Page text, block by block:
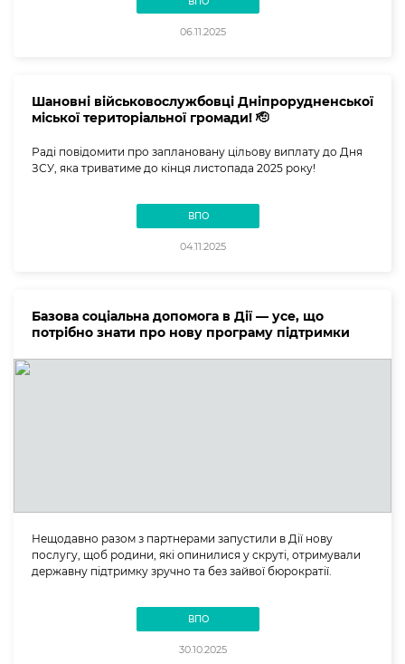
06.11.2025
Шановні військовослужбовці Дніпрорудненської
міської територіальної громади! 🫡
Раді повідомити про заплановану цільову виплату до Дня
ЗСУ, яка триватиме до кінця листопада 2025 року!
ВПО
04.11.2025
Базова соціальна допомога в Дії — усе, що
потрібно знати про нову програму підтримки
Нещодавно разом з партнерами запустили в Дії нову
послугу, щоб родини, які опинилися у скруті, отримували
державну підтримку зручно та без зайвої бюрократії.
ВПО
30.10.2025